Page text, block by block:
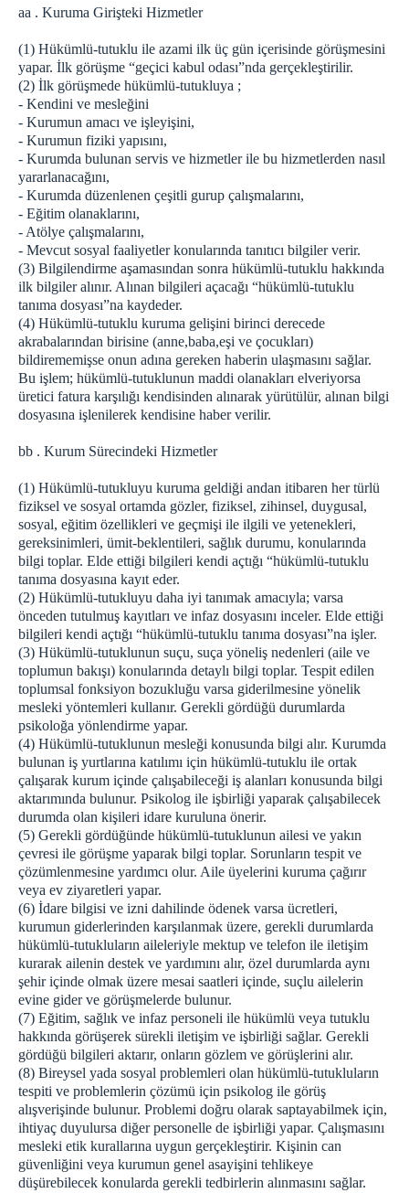
aa . Kuruma Girişteki Hizmetler
(1) Hükümlü-tutuklu ile azami ilk üç gün içerisinde görüşmesini
yapar. İlk görüşme “geçici kabul odası”nda gerçekleştirilir.
(2) İlk görüşmede hükümlü-tutukluya ;
- Kendini ve mesleğini
- Kurumun amacı ve işleyişini,
- Kurumun fiziki yapısını,
- Kurumda bulunan servis ve hizmetler ile bu hizmetlerden nasıl
yararlanacağını,
- Kurumda düzenlenen çeşitli gurup çalışmalarını,
- Eğitim olanaklarını,
- Atölye çalışmalarını,
- Mevcut sosyal faaliyetler konularında tanıtıcı bilgiler verir.
(3) Bilgilendirme aşamasından sonra hükümlü-tutuklu hakkında
ilk bilgiler alınır. Alınan bilgileri açacağı “hükümlü-tutuklu
tanıma dosyası”na kaydeder.
(4) Hükümlü-tutuklu kuruma gelişini birinci derecede
akrabalarından birisine (anne,baba,eşi ve çocukları)
bildirememişse onun adına gereken haberin ulaşmasını sağlar.
Bu işlem; hükümlü-tutuklunun maddi olanakları elveriyorsa
üretici fatura karşılığı kendisinden alınarak yürütülür, alınan bilgi
dosyasına işlenilerek kendisine haber verilir.
bb . Kurum Sürecindeki Hizmetler
(1) Hükümlü-tutukluyu kuruma geldiği andan itibaren her türlü
fiziksel ve sosyal ortamda gözler, fiziksel, zihinsel, duygusal,
sosyal, eğitim özellikleri ve geçmişi ile ilgili ve yetenekleri,
gereksinimleri, ümit-beklentileri, sağlık durumu, konularında
bilgi toplar. Elde ettiği bilgileri kendi açtığı “hükümlü-tutuklu
tanıma dosyasına kayıt eder.
(2) Hükümlü-tutukluyu daha iyi tanımak amacıyla; varsa
önceden tutulmuş kayıtları ve infaz dosyasını inceler. Elde ettiği
bilgileri kendi açtığı “hükümlü-tutuklu tanıma dosyası”na işler.
(3) Hükümlü-tutuklunun suçu, suça yöneliş nedenleri (aile ve
toplumun bakışı) konularında detaylı bilgi toplar. Tespit edilen
toplumsal fonksiyon bozukluğu varsa giderilmesine yönelik
mesleki yöntemleri kullanır. Gerekli gördüğü durumlarda
psikoloğa yönlendirme yapar.
(4) Hükümlü-tutuklunun mesleği konusunda bilgi alır. Kurumda
bulunan iş yurtlarına katılımı için hükümlü-tutuklu ile ortak
çalışarak kurum içinde çalışabileceği iş alanları konusunda bilgi
aktarımında bulunur. Psikolog ile işbirliği yaparak çalışabilecek
durumda olan kişileri idare kuruluna önerir.
(5) Gerekli gördüğünde hükümlü-tutuklunun ailesi ve yakın
çevresi ile görüşme yaparak bilgi toplar. Sorunların tespit ve
çözümlenmesine yardımcı olur. Aile üyelerini kuruma çağırır
veya ev ziyaretleri yapar.
(6) İdare bilgisi ve izni dahilinde ödenek varsa ücretleri,
kurumun giderlerinden karşılanmak üzere, gerekli durumlarda
hükümlü-tutukluların aileleriyle mektup ve telefon ile iletişim
kurarak ailenin destek ve yardımını alır, özel durumlarda aynı
şehir içinde olmak üzere mesai saatleri içinde, suçlu ailelerin
evine gider ve görüşmelerde bulunur.
(7) Eğitim, sağlık ve infaz personeli ile hükümlü veya tutuklu
hakkında görüşerek sürekli iletişim ve işbirliği sağlar. Gerekli
gördüğü bilgileri aktarır, onların gözlem ve görüşlerini alır.
(8) Bireysel yada sosyal problemleri olan hükümlü-tutukluların
tespiti ve problemlerin çözümü için psikolog ile görüş
alışverişinde bulunur. Problemi doğru olarak saptayabilmek için,
ihtiyaç duyulursa diğer personelle de işbirliği yapar. Çalışmasını
mesleki etik kurallarına uygun gerçekleştirir. Kişinin can
güvenliğini veya kurumun genel asayişini tehlikeye
düşürebilecek konularda gerekli tedbirlerin alınmasını sağlar.